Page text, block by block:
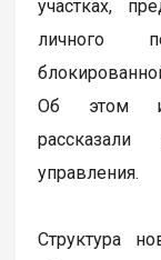
участках,
личного
Об этом
рассказали
управления.
Структура